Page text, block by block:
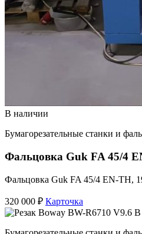
В наличии
Бумагорезательные станки и
Фальцовка Guk FA 45/4
Фальцовка Guk FA 45/4 EN-TH,
320 000 ₽ Карточка
В